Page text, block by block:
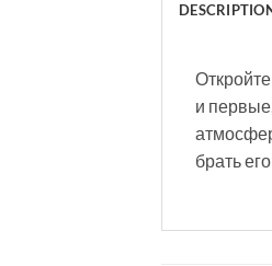
и
брать